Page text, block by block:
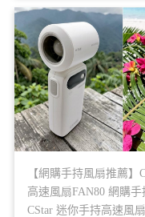
【網購手持風扇推薦】
高速風扇FAN80 網購手
CStar 迷你手持高速風